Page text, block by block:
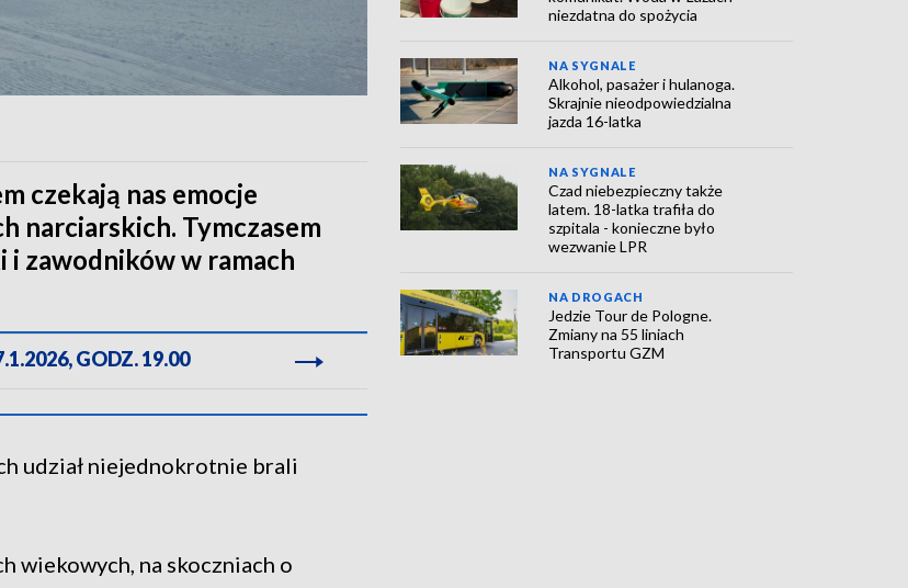
czekają nas emocje
narciarskich. Tymczasem
i zawodników w ramach
GODZ. 19.00
udział niejednokrotnie brali
wiekowych, na skoczniach o
niezdatna do spożycia
NA SYGNALE
Alkohol, pasażer i hulanoga.
Skrajnie nieodpowiedzialna
jazda 16-latka
NA SYGNALE
Czad niebezpieczny także
latem. 18-latka trafiła do
szpitala - konieczne było
wezwanie LPR
NA DROGACH
Jedzie Tour de Pologne.
Zmiany na 55 liniach
Transportu GZM